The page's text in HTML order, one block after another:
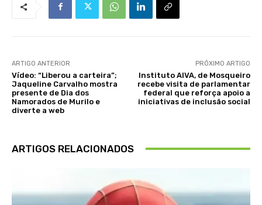
ARTIGO ANTERIOR
Vídeo: “Liberou a carteira”;
Jaqueline Carvalho mostra
presente de Dia dos
Namorados de Murilo e
diverte a web
PRÓXIMO ARTIGO
Instituto AIVA, de Mosqueiro
recebe visita de parlamentar
federal que reforça apoio a
iniciativas de inclusão social
ARTIGOS RELACIONADOS